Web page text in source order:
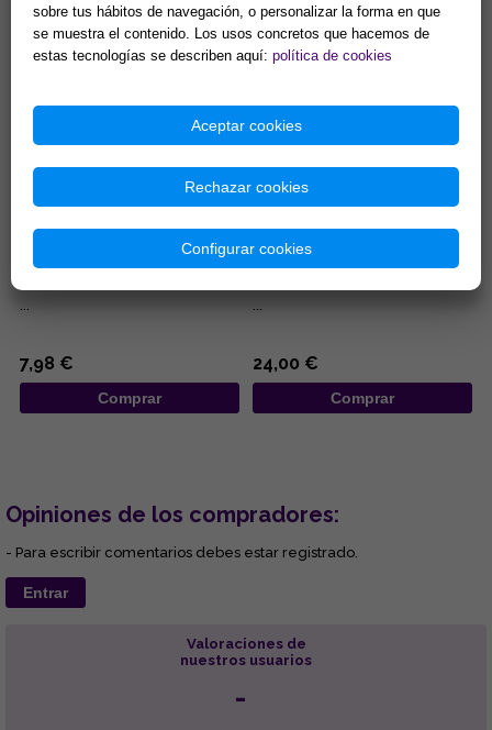
del abdomen en la zona...
8,42 €
Comprar
65,62 €
Comprar
COLGANTE ACERO LOBO
AULLANDO SOBRE LUNA CON
7,98 €
Comprar
COLGANTE PLATA TRISQUEL
25 mm
24,00 €
Comprar
Opiniones de los compradores:
- Para escribir comentarios debes estar registrado.
Entrar
Valoraciones de
nuestros usuarios
-
sobre tus hábitos de navegación, o personalizar la forma en que
se muestra el contenido. Los usos concretos que hacemos de
estas tecnologías se describen aquí: política de cookies
Aceptar cookies
Rechazar cookies
Configurar cookies